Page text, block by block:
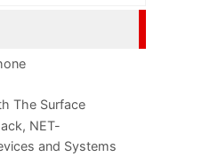
The Surface
NET-
and Systems